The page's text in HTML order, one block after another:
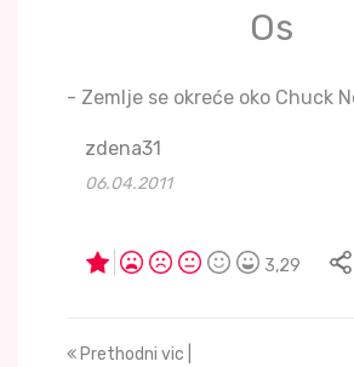
Os
- Zemlje se okreće oko Chuck
zdena31
06.04.2011
3,29
Prethodni vic |